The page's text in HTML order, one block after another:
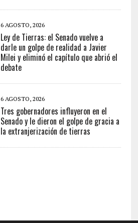
6 AGOSTO, 2026
Ley de Tierras: el Senado vuelve a
darle un golpe de realidad a Javier
Milei y eliminó el capítulo que abrió el
debate
6 AGOSTO, 2026
Tres gobernadores influyeron en el
Senado y le dieron el golpe de gracia a
la extranjerización de tierras